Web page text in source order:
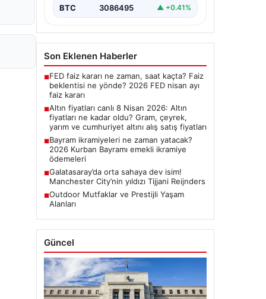
BTC 3086495 ▲ +0.41%
Son Eklenen Haberler
■FED faiz kararı ne zaman, saat kaçta? Faiz
beklentisi ne yönde? 2026 FED nisan ayı
faiz kararı
■Altın fiyatları canlı 8 Nisan 2026: Altın
fiyatları ne kadar oldu? Gram, çeyrek,
yarım ve cumhuriyet altını alış satış fiyatları
■Bayram ikramiyeleri ne zaman yatacak?
2026 Kurban Bayramı emekli ikramiye
ödemeleri
■Galatasaray’da orta sahaya dev isim!
Manchester City’nin yıldızı Tijjani Reijnders
■Outdoor Mutfaklar ve Prestijli Yaşam
Alanları
Güncel